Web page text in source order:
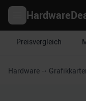
Preisvergleich
Hardware